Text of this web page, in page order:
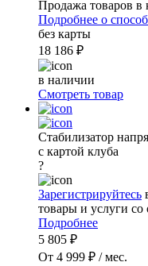
Продажа товаров
Подробнее о
без карты
18 186 ₽
в наличии
Смотреть товар
Стабилизатор
с картой клуба
?
Зарегистрируйтесь
товары и услуги
Подробнее
5 805 ₽
От 4 999 ₽ / мес.